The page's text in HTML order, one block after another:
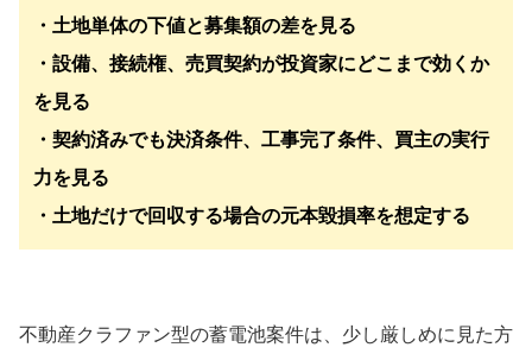
・土地単体の下値と募集額の差を見る
・設備、接続権、売買契約が投資家にどこまで効くか
を見る
・契約済みでも決済条件、工事完了条件、買主の実行
力を見る
・土地だけで回収する場合の元本毀損率を想定する
不動産クラファン型の蓄電池案件は、少し厳しめに見た方